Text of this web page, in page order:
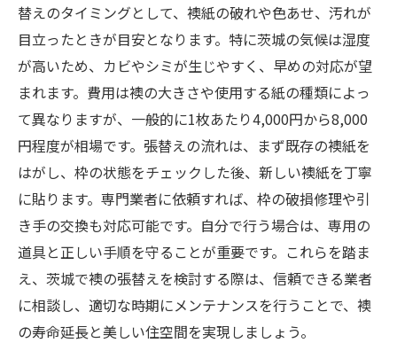
替えのタイミングとして、襖紙の破れや色あせ、汚れが
目立ったときが目安となります。特に茨城の気候は湿度
が高いため、カビやシミが生じやすく、早めの対応が望
まれます。費用は襖の大きさや使用する紙の種類によっ
て異なりますが、一般的に1枚あたり4,000円から8,000
円程度が相場です。張替えの流れは、まず既存の襖紙を
はがし、枠の状態をチェックした後、新しい襖紙を丁寧
に貼ります。専門業者に依頼すれば、枠の破損修理や引
き手の交換も対応可能です。自分で行う場合は、専用の
道具と正しい手順を守ることが重要です。これらを踏ま
え、茨城で襖の張替えを検討する際は、信頼できる業者
に相談し、適切な時期にメンテナンスを行うことで、襖
の寿命延長と美しい住空間を実現しましょう。